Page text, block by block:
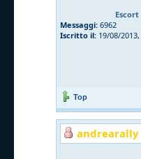
Escort
Messaggi: 6962
Iscritto il: 19/08/
Top
andrearally